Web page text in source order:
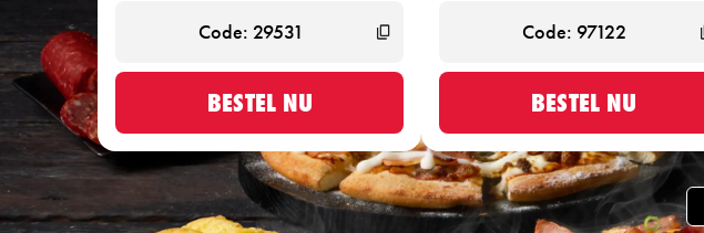
BESTEL NU BESTEL NU